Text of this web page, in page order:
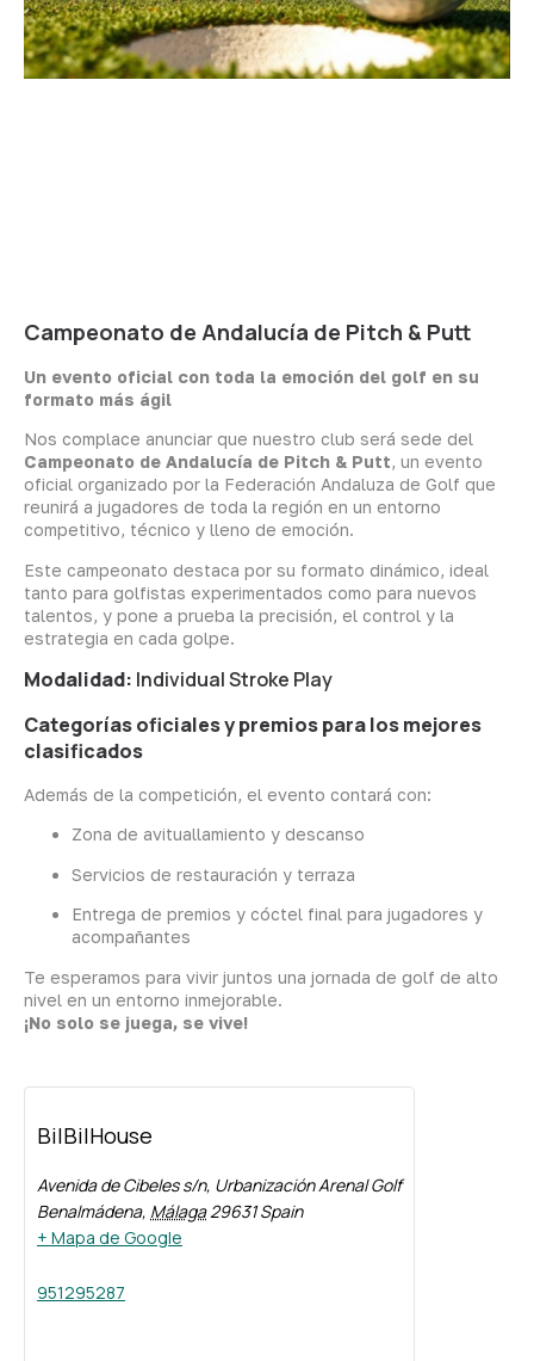
Campeonato de Andalucía de Pitch & Putt
Un evento oficial con toda la emoción del golf en su
formato más ágil
Nos complace anunciar que nuestro club será sede del
Campeonato de Andalucía de Pitch & Putt, un evento
oficial organizado por la Federación Andaluza de Golf que
reunirá a jugadores de toda la región en un entorno
competitivo, técnico y lleno de emoción.
Este campeonato destaca por su formato dinámico, ideal
tanto para golfistas experimentados como para nuevos
talentos, y pone a prueba la precisión, el control y la
estrategia en cada golpe.
Modalidad: Individual Stroke Play
Categorías oficiales y premios para los mejores
clasificados
Además de la competición, el evento contará con:
Zona de avituallamiento y descanso
Servicios de restauración y terraza
Entrega de premios y cóctel final para jugadores y
acompañantes
Te esperamos para vivir juntos una jornada de golf de alto
nivel en un entorno inmejorable.
¡No solo se juega, se vive!
BilBilHouse
Avenida de Cibeles s/n, Urbanización Arenal Golf
Benalmádena, Málaga29631 Spain
+ Mapa de Google
951295287